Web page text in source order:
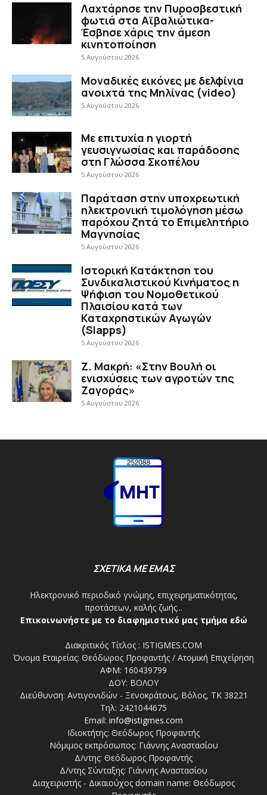
Λαχτάρησε την Πυροσβεστική
φωτιά στα Αϊβαλιώτικα-
Έσβησε χάρις την άμεση
κινητοποίηση
5 Αυγούστου 2026
Μοναδικές εικόνες με δελφίνια
ανοιχτά της Μηλίνας (video)
5 Αυγούστου 2026
Με επιτυχία η γιορτή
γευσιγνωσίας και παράδοσης
στη Γλώσσα Σκοπέλου
5 Αυγούστου 2026
Παράταση στην υποχρεωτική
ηλεκτρονική τιμολόγηση μέσω
παρόχου ζητά το Επιμελητήριο
Μαγνησίας
5 Αυγούστου 2026
Ιστορική Κατάκτηση του
Συνδικαλιστικού Κινήματος η
Ψήφιση του Νομοθετικού
Πλαισίου κατά των
Καταχρηστικών Αγωγών
(Slapps)
5 Αυγούστου 2026
Ζ. Μακρή: «Στην Βουλή οι
ενισχύσεις των αγροτών της
Ζαγοράς»
5 Αυγούστου 2026
ΣΧΕΤΙΚΑ ΜΕ ΕΜΑΣ
Ηλεκτρονικό περιοδικό γνώμης, επιχειρηματικότητας,
προτάσεων, καλής ζωής...
Επικοινωνήστε με το διαφημιστικό μας τμήμα εδώ
Διακριτικός Τίτλος : ISTIGMES.COM
Όνομα Εταιρείας: Θεόδωρος Προφαντής / Ατομική Επιχείρηση
ΑΦΜ: 160439799
ΔΟΥ: ΒΟΛΟΥ
Διεύθυνση: Αντιγονιδών - Ξενοκράτους, Βόλος, ΤΚ 38221
Τηλ: 2421044675
Email: info@istigmes.com
Ιδιοκτήτης: Θεόδωρος Προφαντής
Νόμιμος εκπρόσωπος: Γιάννης Αναστασίου
Δ/ντης: Θεόδωρος Προφαντής
Δ/ντης Σύνταξης: Γιάννης Αναστασίου
Διαχειριστής - Δικαιούχος domain name: Θεόδωρος